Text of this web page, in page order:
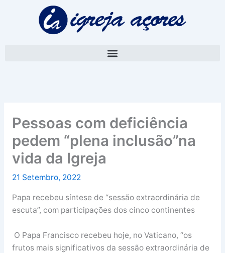
Pessoas com deficiência
pedem “plena inclusão”na
vida da Igreja
21 Setembro, 2022
Papa recebeu síntese de “sessão extraordinária de
escuta”, com participações dos cinco continentes
O Papa Francisco recebeu hoje, no Vaticano, “os
frutos mais significativos da sessão extraordinária de